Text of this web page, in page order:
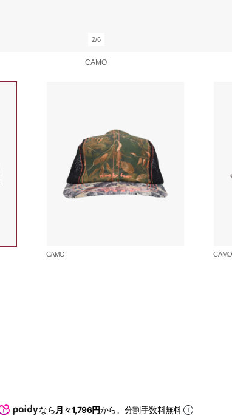
2/6
CAMO
CAMO CAMO
なら 月々1,796円から。分割手数料無料